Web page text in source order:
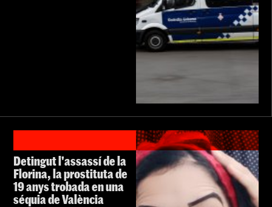
Detingut l'assassí de la
Florina, la prostituta de
19 anys trobada en una
séquia de València